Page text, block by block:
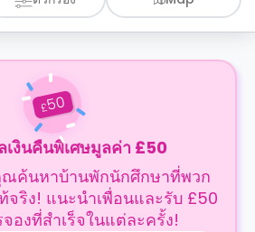
£50
เงินคืนพิเศษมูลค่า £50
ณค้นหาบ้านพักนักศึกษาที่พวก
จริง! แนะนำเพื่อนและรับ £50
องที่สำเร็จในแต่ละครั้ง!